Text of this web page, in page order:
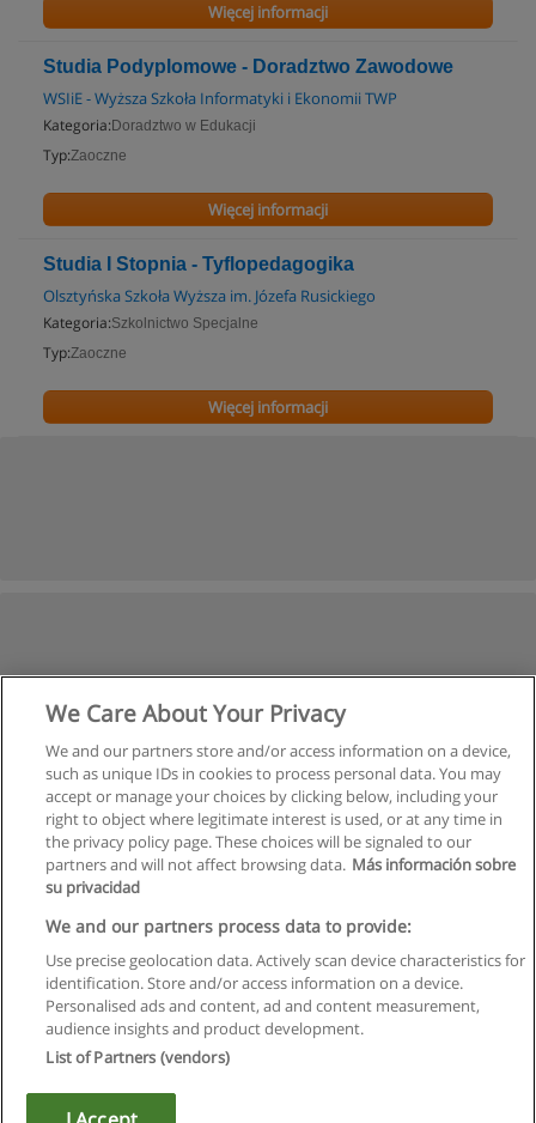
Więcej informacji
Studia Podyplomowe - Doradztwo Zawodowe
WSIiE - Wyższa Szkoła Informatyki i Ekonomii TWP
Kategoria: Doradztwo w Edukacji
Typ:Zaoczne
Więcej informacji
Studia I Stopnia - Tyflopedagogika
Olsztyńska Szkoła Wyższa im. Józefa Rusickiego
Kategoria:Szkolnictwo Specjalne
Typ:Zaoczne
Więcej informacji
Regulamin
Polityka ochrony danych osobowych
We Care About Your Privacy
We and our partners store and/or access information on a device,
such as unique IDs in cookies to process personal data. You may
accept or manage your choices by clicking below, including your
right to object where legitimate interest is used, or at any time in
the privacy policy page. These choices will be signaled to our
partners and will not affect browsing data. Más información sobre
su privacidad
We and our partners process data to provide:
Use precise geolocation data. Actively scan device characteristics for
identification. Store and/or access information on a device.
Personalised ads and content, ad and content measurement,
audience insights and product development.
List of Partners (vendors)